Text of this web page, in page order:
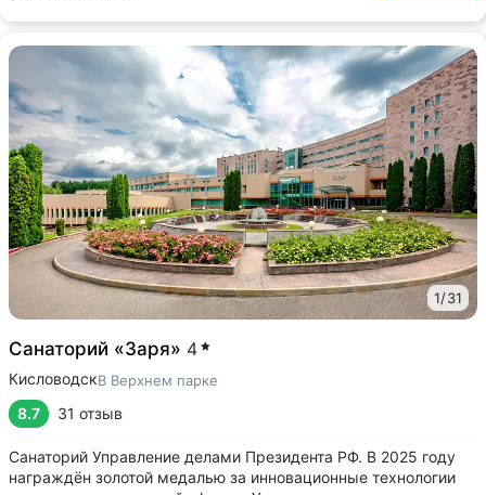
1/31
Санаторий «Заря» 4
КисловодскВ Верхнем парке
8.7 31 отзыв
Санаторий Управление делами Президента РФ. В 2025 году
награждён золотой медалью за инновационные технологии